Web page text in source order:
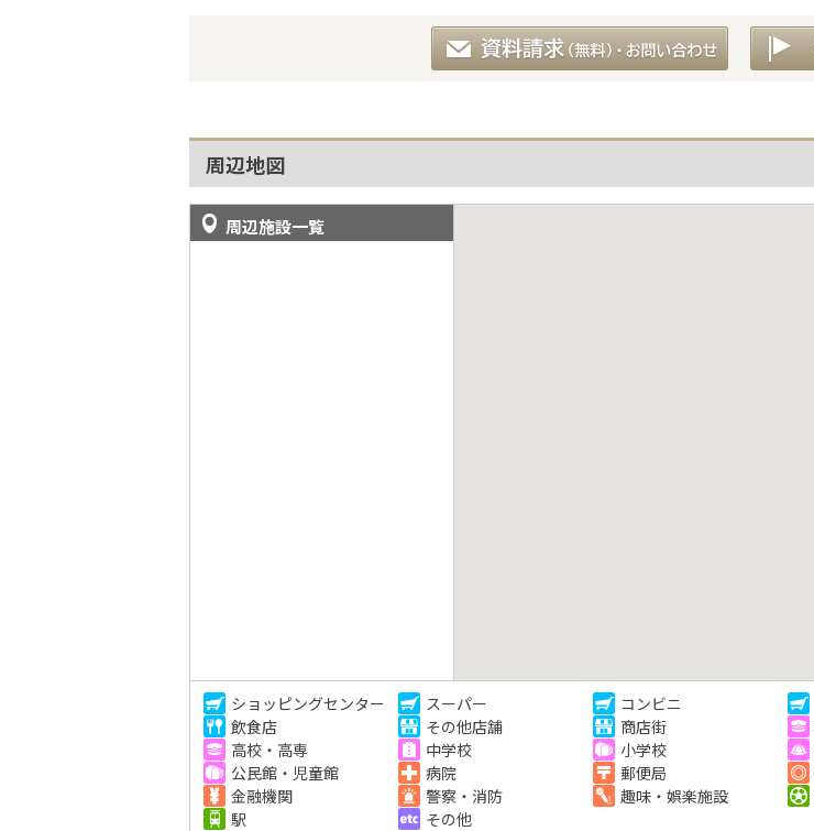
周辺地図
周辺施設一覧
ショッピングセンター スーパー コンビニ
飲食店
その他店舗 商店街
高校・高専
中学校 小学校
公民館・児童館
病院 郵便局
金融機関
警察・消防 趣味・娯楽施設
駅
その他